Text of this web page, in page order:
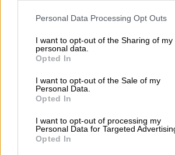
Please note that this website/app uses
not limited to your visit or usage
grant or deny consent to Google and its
use your data for below specified
consent section.
Personal Data Processing Opt Outs
I want to opt-out of the Sharing of my
personal data.
Opted In
I want to opt-out of the Sale of my
Personal Data.
Opted In
I want to opt-out of processing my
Personal Data for Targeted
Opted In
πώς θα πετύχει καλύτερη
προϊόντος του στην αγορά,
«μπραντάρει» και πώς θα έχει
τυποποίησης και μάρκετινγκ.
Στην πολιτική οι αμαρτίες
αυτήν τη ζωή. Και τα ελληνικά
κόμματαδημαγωγώντας για να
ψήφους των αγροτών,